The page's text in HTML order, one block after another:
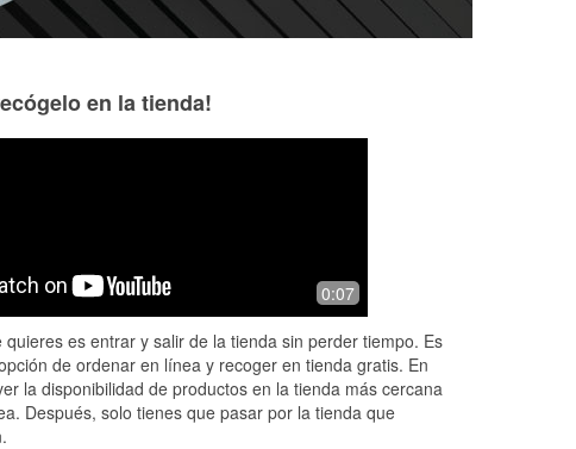
again. I
for
Great experience. Lucas tested our
battery and we needed a new one,
much easier than that!
out of the way to
en la tienda!
0:07
quieres es entrar y salir de la tienda sin perder tiempo. Es
de ordenar en línea y recoger en tienda gratis. En
la disponibilidad de productos en la tienda más cercana
Después, solo tienes que pasar por la tienda que